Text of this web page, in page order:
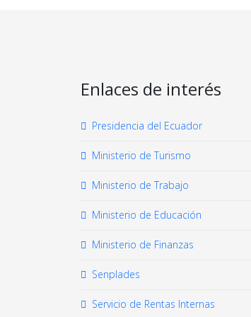
Enlaces de interés
Presidencia del Ecuador
Ministerio de Turismo
Ministerio de Trabajo
Ministerio de Educación
Ministerio de Finanzas
Senplades
Servicio de Rentas Internas